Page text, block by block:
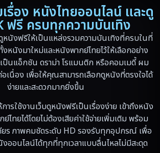
(13)
(5)
สารคดี (19)
(10)
(13)
(59)
รื่อง หนังไทยออนไลน์ และดู
ฟรี ครบทุกความบันเทิง
นังฟรีให้เป็นแหล่งรวมความบันเทิงที่ครบในที่
งหนังมาใหม่และหนังพากย์ไทยไว้ให้เลือกอย่าง
เป็นแอ็กชัน ดราม่า โรแมนติก หรือคอมเมดี้ ผม
เนื่อง เพื่อให้คุณสามารถเลือกดูหนังที่ตรงใจได้
ง่ายและสะดวกมากยิ่งขึ้น
รใช้งานเว็บดูหนังฟรีเป็นเรื่องง่าย เข้าถึงหนัง
ไทยได้โดยไม่ต้องเสียค่าใช้จ่ายเพิ่มเติม พร้อม
ร ภาพคมชัดระดับ HD รองรับทุกอุปกรณ์ เพื่อ
ออนไลน์ได้ทุกที่ทุกเวลาแบบลื่นไหลไม่มีสะดุด